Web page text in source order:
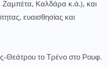
Ζαμπέτα, Καλδάρα κ.ά.), και
ευαισθησίας και
Θεάτρου το Τρένο στο Ρουφ.